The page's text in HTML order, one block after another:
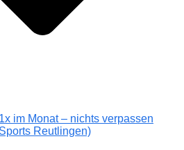
im Monat – nichts verpassen
Reutlingen)